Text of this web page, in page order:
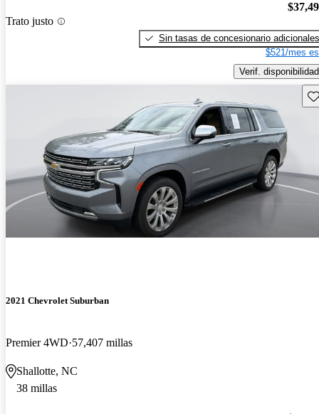
Trato justo
Sin tasas de concesionario adicionales
$521/mes
Verif. disponibilidad
2021 Chevrolet Suburban
Premier 4WD 57,407 millas
Shallotte, NC
38 millas